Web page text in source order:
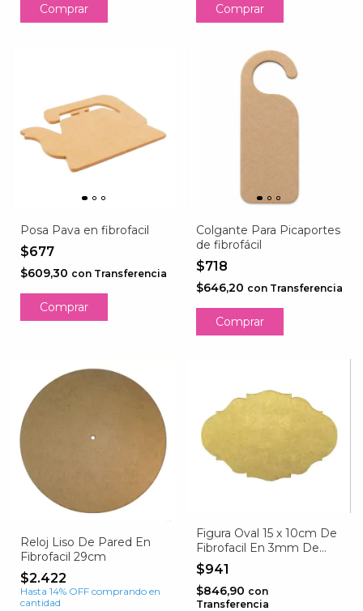
Comprar
Posa Pava en fibrofacil
$677
$609,30 con Transferencia
Colgante Para Picaportes
de fibrofácil
$718
$646,20 con Transferencia
Reloj Liso De Pared En
Fibrofacil 29cm
$2.422
Hasta 14% OFF comprando en
cantidad
Figura Oval 15 x 10cm De
Fibrofacil En 3mm De
Espesor
$941
$846,90 con
Transferencia